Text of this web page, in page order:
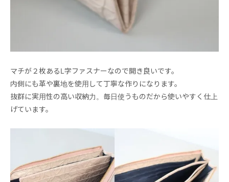
マチが２枚あるL字ファスナーなので開き良いです。
内側にも革や裏地を使用して丁寧な作りになります。
抜群に実用性の高い収納力。毎日使うものだから使いやすく仕上
げています。